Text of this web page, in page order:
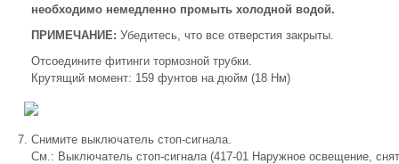
необходимо немедленно промыть холодной водой.
ПРИМЕЧАНИЕ: Убедитесь, что все отверстия закрыты.
Отсоедините фитинги тормозной трубки.
Крутящий момент: 159 фунтов на дюйм (18 Нм)
Снимите выключатель стоп-сигнала.
См.: Выключатель стоп-сигнала (417-01 Наружное освещение,